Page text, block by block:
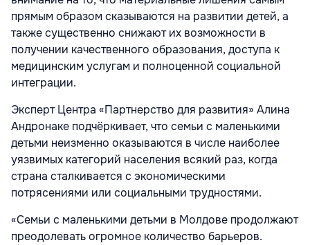
прямым образом сказываются на развитии детей, а
также существенно снижают их возможности в
получении качественного образования, доступа к
медицинским услугам и полноценной социальной
интеграции.
Эксперт Центра «Партнерство для развития» Алина
Андронаке подчёркивает, что семьи с маленькими
детьми неизменно оказываются в числе наиболее
уязвимых категорий населения всякий раз, когда
страна сталкивается с экономическими
потрясениями или социальными трудностями.
«Семьи с маленькими детьми в Молдове продолжают
преодолевать огромное количество барьеров.